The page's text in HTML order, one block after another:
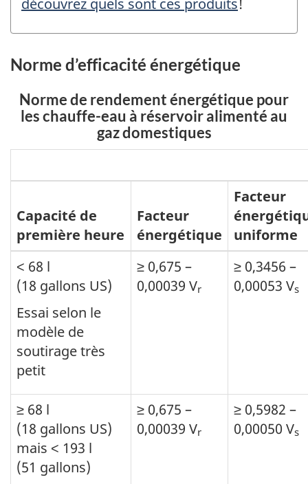
Norme d’efficacité énergétique
Norme de rendement énergétique pour
les chauffe-eau à réservoir alimenté au
gaz domestiques
Capacité de
première heure
Facteur
énergétique
Facteur
uniforme
˂ 68 l
(18 gallons US)
Essai selon le
modèle de
soutirage très
petit
≥ 0,675 –
0,00039 Vr
≥ 0,3456 –
0,00053 Vs
≥ 68 l
(18 gallons US)
mais ˂ 193 l
(51 gallons)
≥ 0,675 –
0,00039 Vr
≥ 0,5982 –
0,00050 Vs